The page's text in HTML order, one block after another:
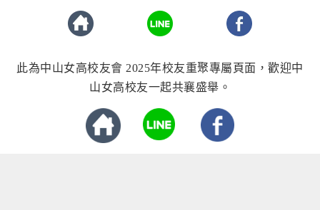
此為中山女高校友會 2025年校友重聚專屬頁面，歡迎中
山女高校友一起共襄盛舉。